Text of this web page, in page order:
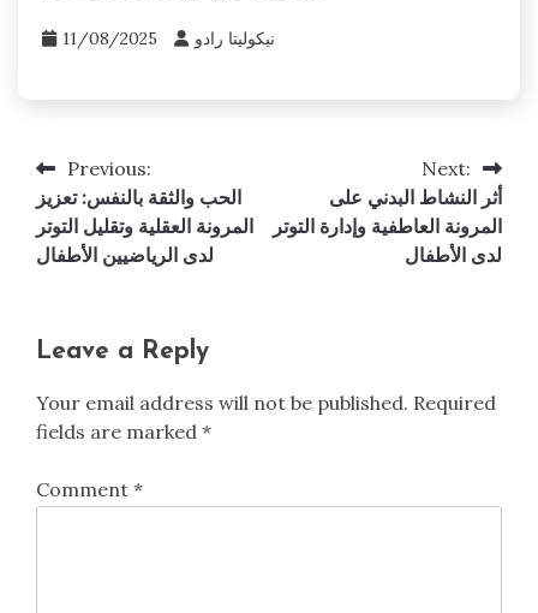
11/08/2025 نيكوليتا رادو
Post
navigation
Previous:
الحب والثقة بالنفس: تعزيز
المرونة العقلية وتقليل التوتر
لدى الرياضيين الأطفال
Next:
أثر النشاط البدني على
المرونة العاطفية وإدارة التوتر
لدى الأطفال
Leave a Reply
Your email address will not be published. Required
fields are marked *
Comment *